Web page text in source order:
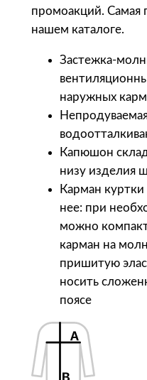
а
р
н
е
промоакций. Самая
нашем каталоге.
Застежка-
наружных
Капюшон
низу изделия
Карман
нее: при
можно
карман на
пришитую
носить
поясе